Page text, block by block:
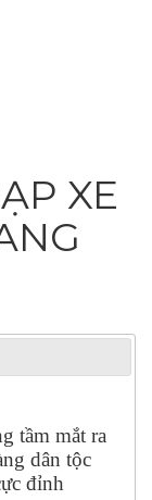
XE
tầm mắt ra
dân tộc
đỉnh